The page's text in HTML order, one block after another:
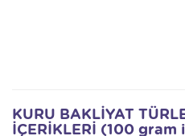
KURU BAKLİYAT
İÇERİKLERİ (100